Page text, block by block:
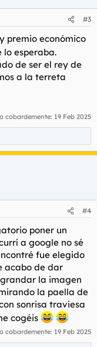
#3
premio económico
lo esperaba.
de ser el rey de
a la terreta
cobardemente: 19 Feb 2025
#4
poner un
a google no sé
fue elegido
acabo de dar
la imagen
la paella de
sonrisa traviesa
cogéis
cobardemente: 19 Feb 2025